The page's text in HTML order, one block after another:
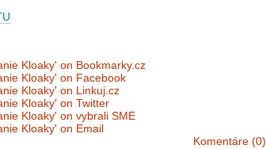
Komentáre (0)